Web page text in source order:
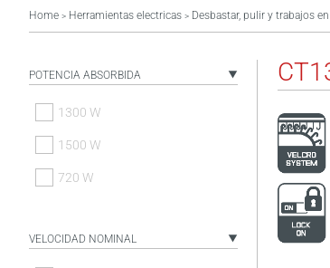
Home > Herramientas electricas > Desbastar, pulir y trabajos
POTENCIA ABSORBIDA
1300 W
1500 W
720 W
VELOCIDAD NOMINAL